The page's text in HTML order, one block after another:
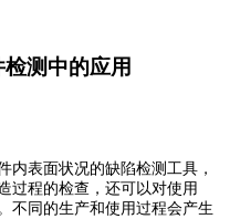
测中的应用
内表面状况的缺陷检测工具，
过程的检查，还可以对使用
不同的生产和使用过程会产生